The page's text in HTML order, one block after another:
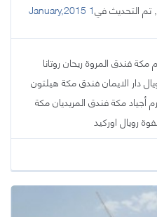
, تم التحديث في1 January,2015
فندق المروة ريحان روتانا
دار الايمان فندق مكة هيلتون
مكة فندق المريديان مكة
رويال اوركيد